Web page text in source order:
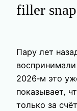
filler
Пару лет
2026‑м это
показывает,
только за